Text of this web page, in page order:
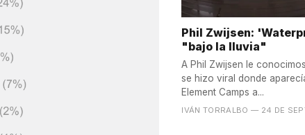
Phil Zwijsen:
"bajo la lluvia"
A Phil Zwijsen le
se hizo viral donde
Element Camps a...
IVÁN TORRALBO — 24 DE